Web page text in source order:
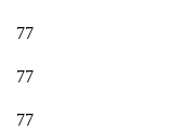
77
77
77